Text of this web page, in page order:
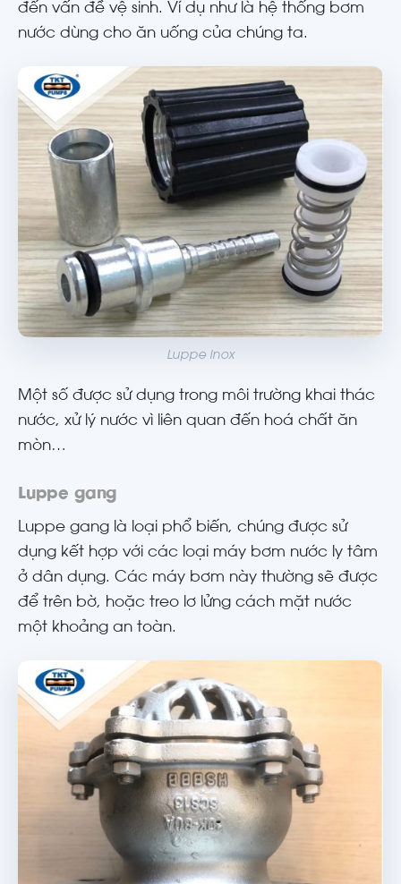
đến vấn đề vệ sinh. Ví dụ như là hệ thống bơm
nước dùng cho ăn uống của chúng ta.
Luppe inox
Một số được sử dụng trong môi trường khai thác
nước, xử lý nước vì liên quan đến hoá chất ăn
mòn…
Luppe gang
Luppe gang là loại phổ biến, chúng được sử
dụng kết hợp với các loại máy bơm nước ly tâm
ở dân dụng. Các máy bơm này thường sẽ được
để trên bờ, hoặc treo lơ lửng cách mặt nước
một khoảng an toàn.